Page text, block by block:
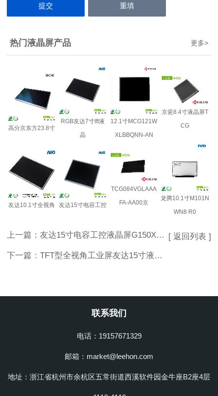
更多>
热门液晶屏产品
高分京东方23.8寸
RGB友达7寸tft液
晶
12.1寸MCG121W
XLBBQNN-AN
京瓷8.4寸液晶屏T
CG
友达10.1寸全视角 友达15寸电容工控
TCG084VGLAAA
FA-AA00京
龙腾10.1寸M101N
WN8 R0
上一篇： 友达15寸电容工控液晶屏G150XAB03.0
下一篇： TFT型全视角工业屏友达15寸液晶屏G150XAN01.0
[ 返回列表 ]
联系我们
电话：19157671329
邮箱：market@leehon.com
地址：浙江省杭州市余杭区五常街道西溪软件园金牛座B2座4层